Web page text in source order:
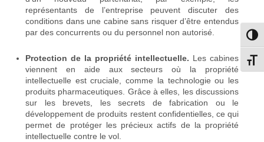
représentants de l’entreprise peuvent discuter des
conditions dans une cabine sans risquer d’être entendus
par des concurrents ou du personnel non autorisé.
Protection de la propriété intellectuelle. Les cabines
viennent en aide aux secteurs où la propriété
intellectuelle est cruciale, comme la technologie ou les
produits pharmaceutiques. Grâce à elles, les discussions
sur les brevets, les secrets de fabrication ou le
développement de produits restent confidentielles, ce qui
permet de protéger les précieux actifs de la propriété
intellectuelle contre le vol.